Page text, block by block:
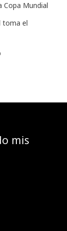
Mundial
toma el
mis